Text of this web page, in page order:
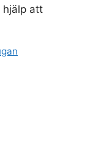
hjälp att